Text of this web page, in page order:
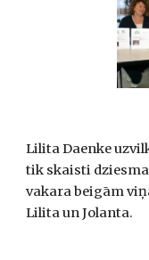
Lilita Daenke
tik skaisti
vakara beigām
Lilita un Jolanta.